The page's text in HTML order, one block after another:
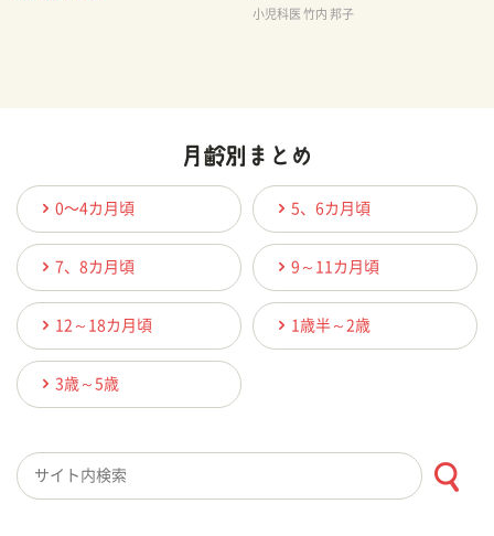
小児科医 竹内 邦子
0〜4カ月頃 5、6カ月頃
7、8カ月頃 9～11カ月頃
12～18カ月頃 1歳半～2歳
3歳～5歳
検索キーワード入力